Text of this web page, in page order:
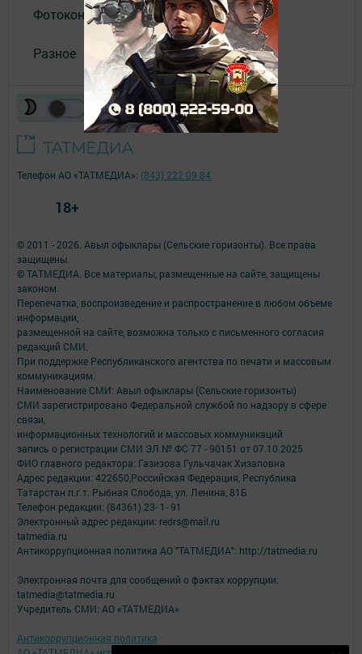
Фотоконкурс
Разное
© 2011 - 2026. Авыл офыклары (Сельские горизонты). Все права
защищены.
© ТАТМЕДИА. Все материалы, размещенные на сайте, защищены
законом.
Перепечатка, воспроизведение и распространение в любом объеме
информации,
размещенной на сайте, возможна только с письменного согласия
редакций СМИ.
При поддержке Республиканского агентства по печати и массовым
коммуникациям.
Наименование СМИ: Авыл офыклары (Сельские горизонты)
СМИ зарегистрировано Федеральной службой по надзору в сфере
связи,
информационных технологий и массовых коммуникаций
запись о регистрации СМИ ЭЛ № ФС 77 - 90151 от 07.10.2025
ФИО главного редактора: Газизова Гульчачак Хизаповна
Адрес редакции: 422650,Российская Федерация, Республика
Татарстан п.г.т. Рыбная Слобода, ул. Ленина, 81Б
Телефон редакции: (84361) 23- 1- 91
Электронный адрес редакции: redrs@mail.ru
tatmedia.ru
Антикоррупционная политика АО "ТАТМЕДИА": http://tatmedia.ru
Электронная почта для сообщений о фактах коррупции:
tatmedia@tatmedia.ru
Учредитель СМИ: АО «ТАТМЕДИА»
Антикоррупционная политика
Телефон АО «ТАТМЕДИА»: (843) 222 09 84
18+